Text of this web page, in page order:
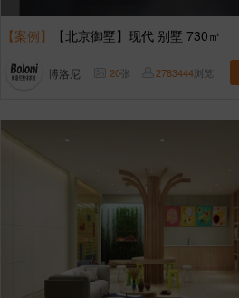
【案例】 【北京御墅】现代 别墅 730㎡
博洛尼 20张 2783444浏览